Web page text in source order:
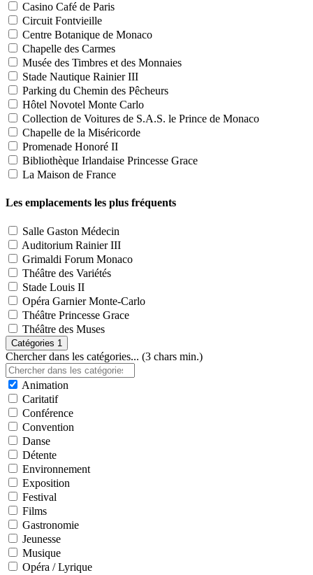
Casino Café de Paris
Circuit Fontvieille
Centre Botanique de Monaco
Chapelle des Carmes
Musée des Timbres et des Monnaies
Stade Nautique Rainier III
Parking du Chemin des Pêcheurs
Hôtel Novotel Monte Carlo
Collection de Voitures de S.A.S. le Prince de Monaco
Chapelle de la Miséricorde
Promenade Honoré II
Bibliothèque Irlandaise Princesse Grace
La Maison de France
Les emplacements les plus fréquents
Salle Gaston Médecin
Auditorium Rainier III
Grimaldi Forum Monaco
Théâtre des Variétés
Stade Louis II
Opéra Garnier Monte-Carlo
Théâtre Princesse Grace
Théâtre des Muses
Catégories 1
Chercher dans les catégories... (3 chars min.)
Animation
Caritatif
Conférence
Convention
Danse
Détente
Environnement
Exposition
Festival
Films
Gastronomie
Jeunesse
Musique
Opéra / Lyrique